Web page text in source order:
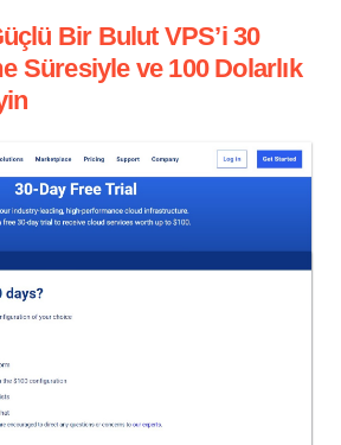
Bir Bulut VPS’i 30
Süresiyle ve 100 Dolarlık